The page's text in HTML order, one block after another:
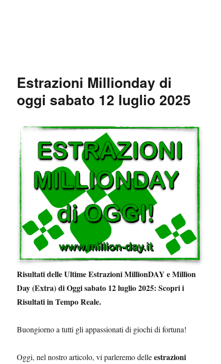
Estrazioni Millionday di
oggi sabato 12 luglio 2025
Risultati delle Ultime Estrazioni MillionDAY e Million
Day (Extra) di Oggi sabato 12 luglio 2025: Scopri i
Risultati in Tempo Reale.
Buongiorno a tutti gli appassionati di giochi di fortuna!
Oggi, nel nostro articolo, vi parleremo delleestrazioni